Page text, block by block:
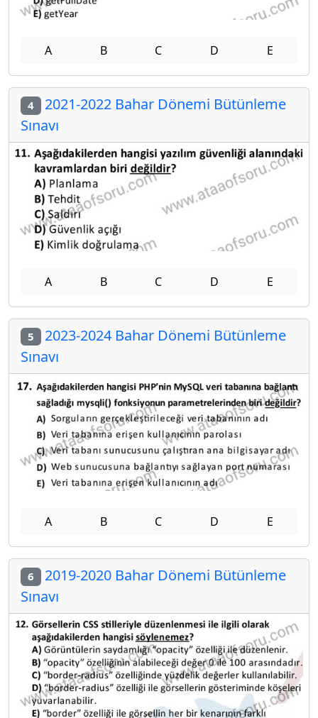
A B C D E
4 2021-2022 Bahar Dönemi Bütünleme
Sınavı
A B C D E
5 2023-2024 Bahar Dönemi Bütünleme
Sınavı
A B C D E
6 2019-2020 Bahar Dönemi Bütünleme
Sınavı